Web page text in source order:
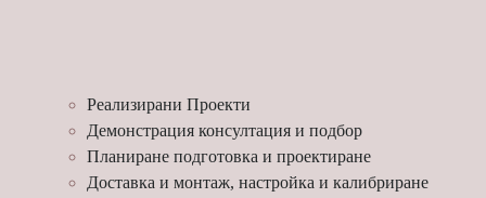
Реализирани Проекти
Демонстрация консултация и подбор
Планиране подготовка и проектиране
Доставка и монтаж, настройка и калибриране